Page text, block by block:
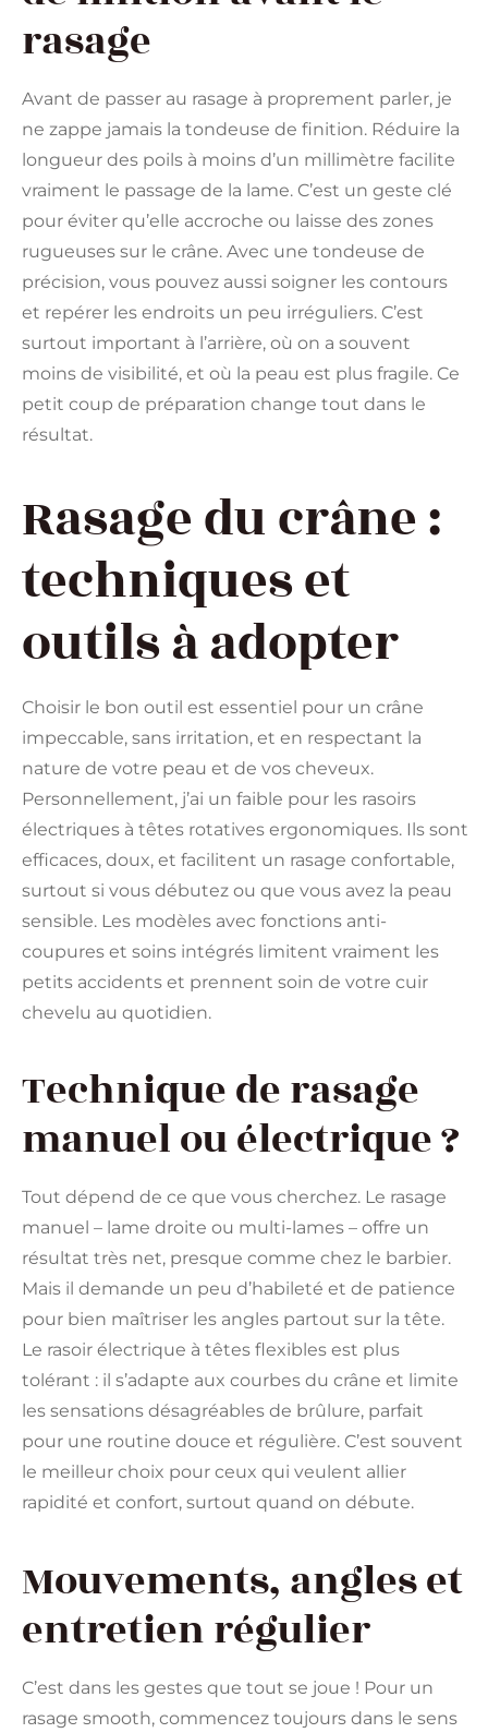
rasage
Avant de passer au rasage à proprement parler, je
ne zappe jamais la tondeuse de finition. Réduire la
longueur des poils à moins d’un millimètre facilite
vraiment le passage de la lame. C’est un geste clé
pour éviter qu’elle accroche ou laisse des zones
rugueuses sur le crâne. Avec une tondeuse de
précision, vous pouvez aussi soigner les contours
et repérer les endroits un peu irréguliers. C’est
surtout important à l’arrière, où on a souvent
moins de visibilité, et où la peau est plus fragile. Ce
petit coup de préparation change tout dans le
résultat.
Rasage du crâne :
techniques et
outils à adopter
Choisir le bon outil est essentiel pour un crâne
impeccable, sans irritation, et en respectant la
nature de votre peau et de vos cheveux.
Personnellement, j’ai un faible pour les rasoirs
électriques à têtes rotatives ergonomiques. Ils sont
efficaces, doux, et facilitent un rasage confortable,
surtout si vous débutez ou que vous avez la peau
sensible. Les modèles avec fonctions anti-
coupures et soins intégrés limitent vraiment les
petits accidents et prennent soin de votre cuir
chevelu au quotidien.
Technique de rasage
manuel ou électrique ?
Tout dépend de ce que vous cherchez. Le rasage
manuel – lame droite ou multi-lames – offre un
résultat très net, presque comme chez le barbier.
Mais il demande un peu d’habileté et de patience
pour bien maîtriser les angles partout sur la tête.
Le rasoir électrique à têtes flexibles est plus
tolérant : il s’adapte aux courbes du crâne et limite
les sensations désagréables de brûlure, parfait
pour une routine douce et régulière. C’est souvent
le meilleur choix pour ceux qui veulent allier
rapidité et confort, surtout quand on débute.
Mouvements, angles et
entretien régulier
C’est dans les gestes que tout se joue ! Pour un
rasage smooth, commencez toujours dans le sens